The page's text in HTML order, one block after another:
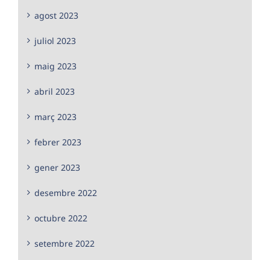
agost 2023
juliol 2023
maig 2023
abril 2023
març 2023
febrer 2023
gener 2023
desembre 2022
octubre 2022
setembre 2022